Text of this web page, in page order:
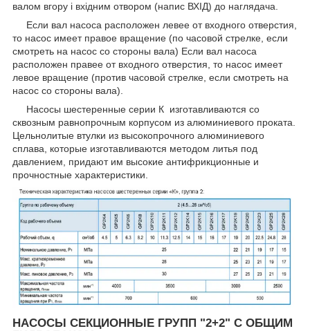
валом вгору і вхідним отвором (напис ВХІД) до наглядача.
Если вал насоса расположен левее от входного отверстия,
то насос имеет правое вращение (по часовой cтрелке, если
смотреть на насос со стороны вала) Если вал насоса
расположен правее от входного отверстия, то насос имеет
левое вращение (против часовой стрелке, если смотреть на
насос со стороны вала).
Насосы шестеренные серии К изготавливаются со
сквозным равнопрочным корпусом из алюминиевого проката.
Цельнолитые втулки из высокопрочного алюминиевого
сплава, которые изготавливаются методом литья под
давлением, придают им высокие антифрикционные и
прочностные характеристики.
НАСОСЫ СЕКЦИОННЫЕ ГРУПП "2+2" С ОБЩИМ